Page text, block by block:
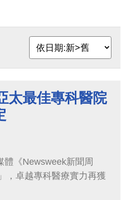
太最佳專科醫院
《Newsweek新聞周
，卓越專科醫療實力再獲